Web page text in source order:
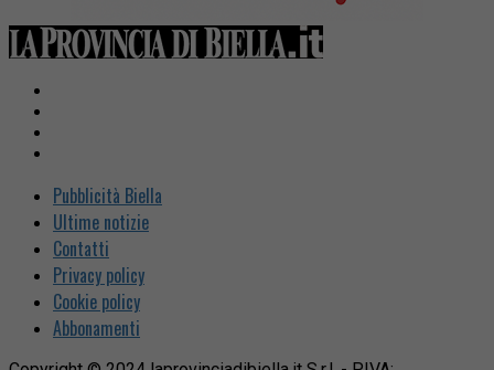
Pubblicità Biella
Ultime notizie
Contatti
Privacy policy
Cookie policy
Abbonamenti